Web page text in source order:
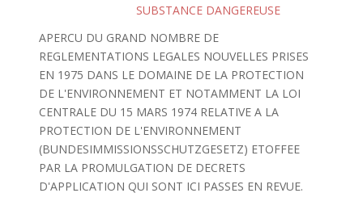
SUBSTANCE DANGEREUSE
APERCU DU GRAND NOMBRE DE
REGLEMENTATIONS LEGALES NOUVELLES PRISES
EN 1975 DANS LE DOMAINE DE LA PROTECTION
DE L'ENVIRONNEMENT ET NOTAMMENT LA LOI
CENTRALE DU 15 MARS 1974 RELATIVE A LA
PROTECTION DE L'ENVIRONNEMENT
(BUNDESIMMISSIONSSCHUTZGESETZ) ETOFFEE
PAR LA PROMULGATION DE DECRETS
D'APPLICATION QUI SONT ICI PASSES EN REVUE.